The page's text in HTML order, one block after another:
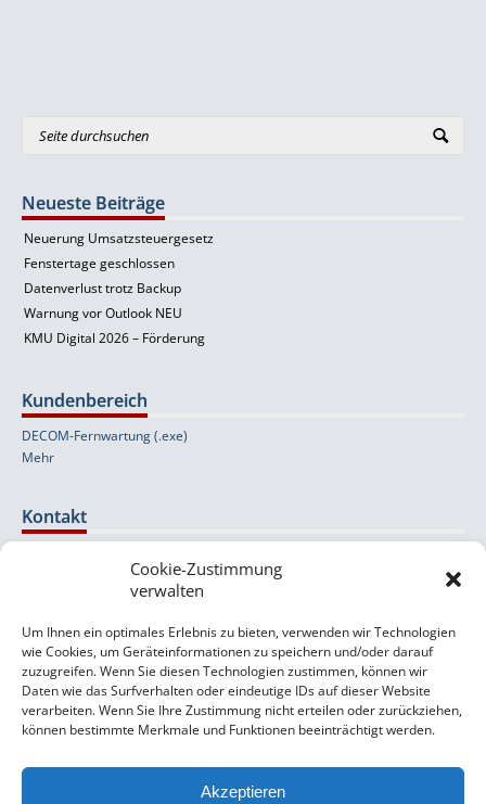
Cookie-Zustimmung
verwalten
Um Ihnen ein optimales Erlebnis zu bieten, verwenden wir Technologien
wie Cookies, um Geräteinformationen zu speichern und/oder darauf
zuzugreifen. Wenn Sie diesen Technologien zustimmen, können wir
Daten wie das Surfverhalten oder eindeutige IDs auf dieser Website
verarbeiten. Wenn Sie Ihre Zustimmung nicht erteilen oder zurückziehen,
können bestimmte Merkmale und Funktionen beeinträchtigt werden.
Akzeptieren
Neueste Beiträge
Neuerung Umsatzsteuergesetz
Fenstertage geschlossen
Datenverlust trotz Backup
Warnung vor Outlook NEU
KMU Digital 2026 – Förderung
Kundenbereich
DECOM-Fernwartung (.exe)
Mehr
Kontakt
Wolfernstraße 20b
+43 (0) 7252 / 524 53-0
orlando [at] decom [dot] at
Support- & Kontaktformular